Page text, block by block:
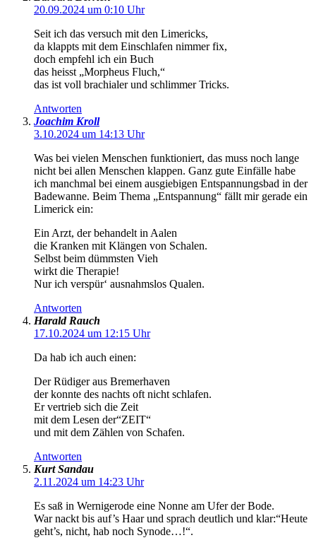
20.09.2024 um 0:10 Uhr
Seit ich das versuch mit den Limericks,
da klappts mit dem Einschlafen nimmer fix,
doch empfehl ich ein Buch
das heisst „Morpheus Fluch,“
das ist voll brachialer und schlimmer Tricks.
Antworten
Joachim Kroll
3.10.2024 um 14:13 Uhr
Was bei vielen Menschen funktioniert, das muss noch lange
nicht bei allen Menschen klappen. Ganz gute Einfälle habe
ich manchmal bei einem ausgiebigen Entspannungsbad in der
Badewanne. Beim Thema „Entspannung“ fällt mir gerade ein
Limerick ein:
Ein Arzt, der behandelt in Aalen
die Kranken mit Klängen von Schalen.
Selbst beim dümmsten Vieh
wirkt die Therapie!
Nur ich verspür‘ ausnahmslos Qualen.
Antworten
Harald Rauch
17.10.2024 um 12:15 Uhr
Da hab ich auch einen:
Der Rüdiger aus Bremerhaven
der konnte des nachts oft nicht schlafen.
Er vertrieb sich die Zeit
mit dem Lesen der“ZEIT“
und mit dem Zählen von Schafen.
Antworten
Kurt Sandau
2.11.2024 um 14:23 Uhr
Es saß in Wernigerode eine Nonne am Ufer der Bode.
War nackt bis auf’s Haar und sprach deutlich und klar:“Heute
geht’s, nicht, hab noch Synode…!“.